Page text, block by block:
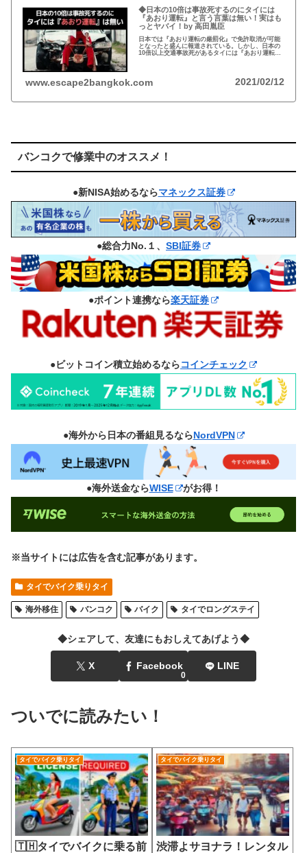
◆日本の10倍は事故死するのにタイには
『あおり運転』と言う言葉は無い！実はも
っとヤバイ！by 高田胤臣
日本では『あおり運転の厳罰化』で免許取消が可能
となったと盛んに報道されている。しかし、日本の
10倍以上交通事故死があるタイには『あおり運転』
www.escape2bangkok.com 2021/02/12
バンコクで修業中のオススメ！
●新NISA始めるならマネックス証券
●総合力No.１、 SBI証券
●ポイント連携なら楽天証券
●ビットコイン積立始めるならコインチェック
●海外から日本の番組見るならNordVPN
●海外送金ならWISE がお得！
※当サイトには広告を含む記事があります。
タイでバイク乗りタイ
海外移住 バンコク バイク タイでロングステイ
◆シェアして、友達にもおしえてあげよう◆
X Facebook
0
LINE
ついでに読みたい！
タイでバイク乗りタイ
🇹🇭タイでバイクに乗る前
タイでバイク乗りタイ
渋滞よサヨナラ！レンタル